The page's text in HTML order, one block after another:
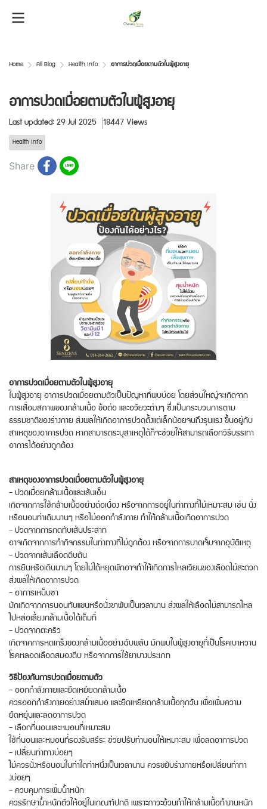
Home All Blog Health Info อาการปวดเมื่อยตามตัวในผู้สูงอายุ
อาการปวดเมื่อยตามตัวในผู้สูงอายุ
Last updated: 29 Jul 2025 18447 Views
Health Info
Share
อาการปวดเมื่อยตามตัวในผู้สูงอายุ
ในผู้สูงอายุ อาการปวดเมื่อยตามตัวเป็นปัญหาที่พบบ่อย โดยส่วนใหญ่จะเกิดจาก
การเสื่อมสภาพของกล้ามเนื้อ ข้อต่อ และอวัยวะต่างๆ ซึ่งเป็นกระบวนการตาม
ธรรมชาติของร่างกาย ส่งผลให้เกิดอาการปวดตั้งแต่เล็กน้อยจนถึงรุนแรง ขึ้นอยู่กับ
สาเหตุของอาการปวด หากสามารถระบุสาเหตุได้ก็จะช่วยให้สามารถเลือกวิธีบรรเทา
อาการได้อย่างถูกต้อง
สาเหตุของอาการปวดเมื่อยตามตัวในผู้สูงอายุ
- ปวดเมื่อยกล้ามเนื้อและเส้นเอ็น
เกิดจากการใช้กล้ามเนื้ออย่างต่อเนื่อง หรือจากการอยู่ในท่าทางที่ไม่เหมาะสม เช่น นั่ง
หรือนอนท่าเดิมนานๆ หรือไม่ออกกำลังกาย ทำให้กล้ามเนื้อเกิดอาการปวด
- ปวดจากการกดทับเส้นประสาท
อาจเกิดจากการทำกิจกรรมในท่าทางที่ไม่ถูกต้อง หรือจากการบาดเจ็บจากอุบัติเหตุ
- ปวดจากเส้นเลือดตีบตัน
การยืนหรือเดินนานๆ โดยไม่ได้หยุดพักอาจทำให้เกิดการไหลเวียนของเลือดไม่สะดวก
ส่งผลให้เกิดอาการปวด
- อาการเหน็บชา
มักเกิดจากการนอนทับแขนหรือนั่งขาพับเป็นเวลานาน ส่งผลให้เลือดไม่สามารถไหล
ไปหล่อเลี้ยงกล้ามเนื้อได้เต็มที่
- ปวดจากตะคริว
เกิดจากการหดเกร็งของกล้ามเนื้ออย่างฉับพลัน มักพบในผู้สูงอายุที่เป็นโรคเบาหวาน
โรคหลอดเลือดสมองตีบ หรือจากการใช้ยาบางประเภท
วิธีป้องกันการปวดเมื่อยตามตัว
- ออกกำลังกายและยืดเหยียดกล้ามเนื้อ
ควรออกกำลังกายอย่างสม่ำเสมอ และยืดเหยียดกล้ามเนื้อทุกวัน เพื่อเพิ่มความ
ยืดหยุ่นและลดอาการปวด
- เลือกที่นอนและหมอนที่เหมาะสม
ใช้ที่นอนและหมอนที่รองรับสรีระ ช่วยปรับท่านอนให้เหมาะสม เพื่อลดอาการปวด
- เปลี่ยนท่าทางบ่อยๆ
ไม่ควรนั่งหรือนอนในท่าใดท่าหนึ่งเป็นเวลานาน ควรขยับร่างกายหรือเปลี่ยนท่าทา
งบ่อยๆ
- ควบคุมการเพิ่มน้ำหนัก
ควรรักษาน้ำหนักตัวให้อยู่ในเกณฑ์ปกติ เพราะภาวะอ้วนทำให้กล้ามเนื้อทำงานหนัก